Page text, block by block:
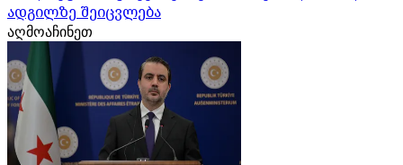
ადგილზე შეიცვლება
აღმოაჩინეთ